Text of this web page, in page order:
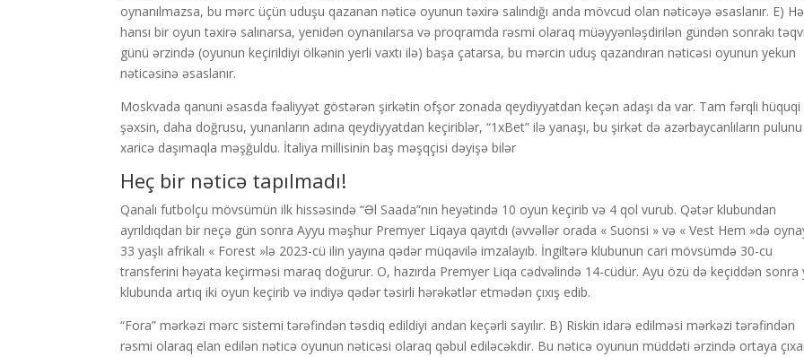
oynanılmazsa, bu mərc üçün uduşu qazanan nəticə oyunun təxirə salındığı anda mövcud olan nəticəyə əsaslanır. E)
hansı bir oyun təxirə salınarsa, yenidən oynanılarsa və proqramda rəsmi olaraq müəyyənləşdirilən gündən sonrakı
günü ərzində (oyunun keçirildiyi ölkənin yerli vaxtı ilə) başa çatarsa, bu mərcin uduş qazandıran nəticəsi oyunun yekun
nəticəsinə əsaslanır.
Moskvada qanuni əsasda fəaliyyət göstərən şirkətin ofşor zonada qeydiyyatdan keçən adaşı da var. Tam fərqli hüquqi
şəxsin, daha doğrusu, yunanların adına qeydiyyatdan keçiriblər, “1xBet” ilə yanaşı, bu şirkət də azərbaycanlıların pulunu
xaricə daşımaqla məşğuldu. İtaliya millisinin baş məşqçisi dəyişə bilər
Heç bir nəticə tapılmadı!
Qanalı futbolçu mövsümün ilk hissəsində “Əl Saada”nın heyətində 10 oyun keçirib və 4 qol vurub. Qətər klubundan
ayrıldıqdan bir neçə gün sonra Ayyu məşhur Premyer Liqaya qayıtdı (əvvəllər orada « Suonsi » və « Vest Hem »də
33 yaşlı afrikalı « Forest »lə 2023-cü ilin yayına qədər müqavilə imzalayıb. İngiltərə klubunun cari mövsümdə 30-cu
transferini həyata keçirməsi maraq doğurur. O, hazırda Premyer Liqa cədvəlində 14-cüdür. Ayu özü də keçiddən sonra
klubunda artıq iki oyun keçirib və indiyə qədər təsirli hərəkətlər etmədən çıxış edib.
“Fora” mərkəzi mərc sistemi tərəfindən təsdiq edildiyi andan keçərli sayılır. B) Riskin idarə edilməsi mərkəzi tərəfindən
rəsmi olaraq elan edilən nəticə oyunun nəticəsi olaraq qəbul ediləcəkdir. Bu nəticə oyunun müddəti ərzində ortaya